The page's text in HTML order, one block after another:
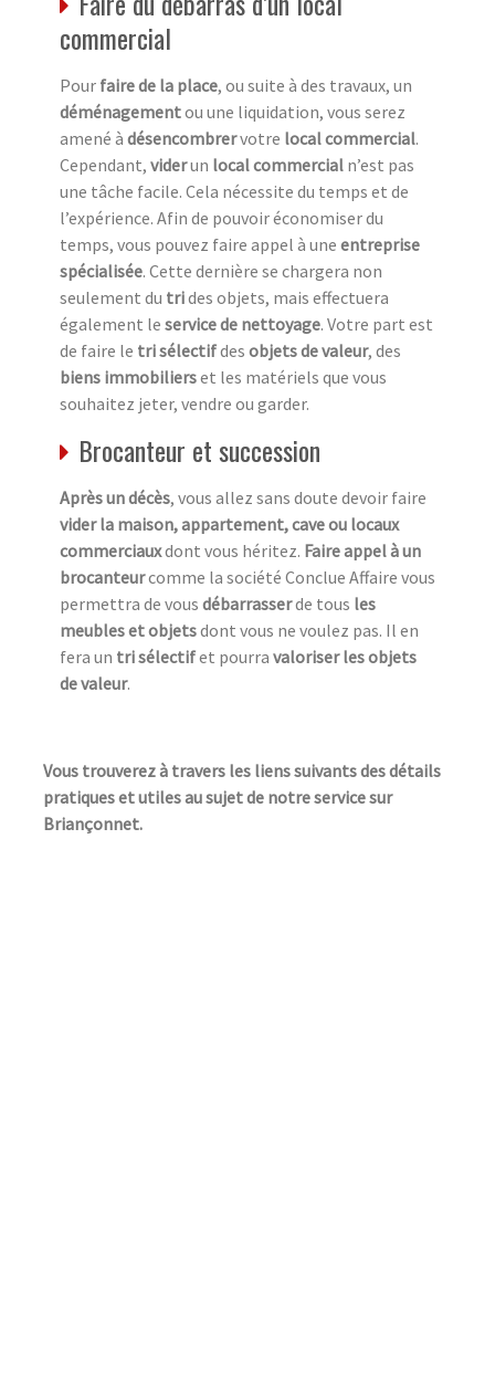
commercial
Pour faire de la place, ou suite à des travaux, un
déménagementou une liquidation, vous serez
amené à désencombrervotre local commercial.
Cependant, viderun local commercial n’est pas
une tâche facile. Cela nécessite du temps et de
l’expérience. Afin de pouvoir économiser du
temps, vous pouvez faire appel à une entreprise
spécialisée. Cette dernière se chargera non
seulement du trides objets, mais effectuera
également le service de nettoyage. Votre part est
de faire le tri sélectifdes objets de valeur, des
biens immobilierset les matériels que vous
souhaitez jeter, vendre ou garder.
Brocanteur et succession
Après un décès, vous allez sans doute devoir faire
vider la maison, appartement, cave ou locaux
commerciauxdont vous héritez. Faire appel à un
brocanteurcomme la société Conclue Affaire vous
permettra de vous débarrasserde tous les
meubles et objetsdont vous ne voulez pas. Il en
fera un tri sélectifet pourra valoriser les objets
de valeur.
Vous trouverez à travers les liens suivants des détails
pratiques et utiles au sujet de notre service sur
Briançonnet.